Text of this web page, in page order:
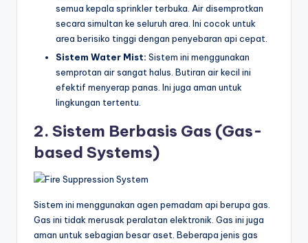
semua kepala sprinkler terbuka. Air disemprotkan
secara simultan ke seluruh area. Ini cocok untuk
area berisiko tinggi dengan penyebaran api cepat.
Sistem Water Mist: Sistem ini menggunakan
semprotan air sangat halus. Butiran air kecil ini
efektif menyerap panas. Ini juga aman untuk
lingkungan tertentu.
2. Sistem Berbasis Gas (Gas-
based Systems)
Sistem ini menggunakan agen pemadam api berupa gas.
Gas ini tidak merusak peralatan elektronik. Gas ini juga
aman untuk sebagian besar aset. Beberapa jenis gas